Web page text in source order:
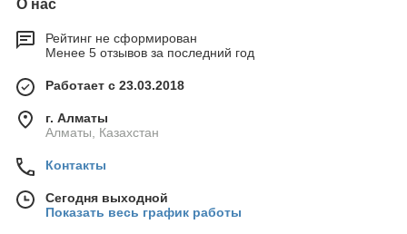
О нас
Рейтинг не сформирован
Менее 5 отзывов за последний год
Работает с 23.03.2018
г. Алматы
Алматы, Казахстан
Контакты
Сегодня выходной
Показать весь график работы